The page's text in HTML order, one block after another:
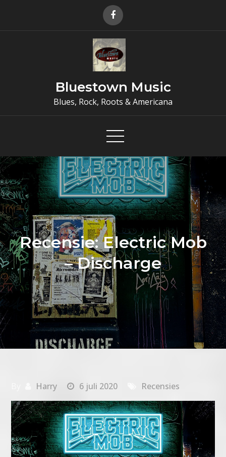
Bluestown Music
Blues, Rock, Roots & Americana
Recensie: Electric Mob
– Discharge
Harry 6 juli 2020 Recensies